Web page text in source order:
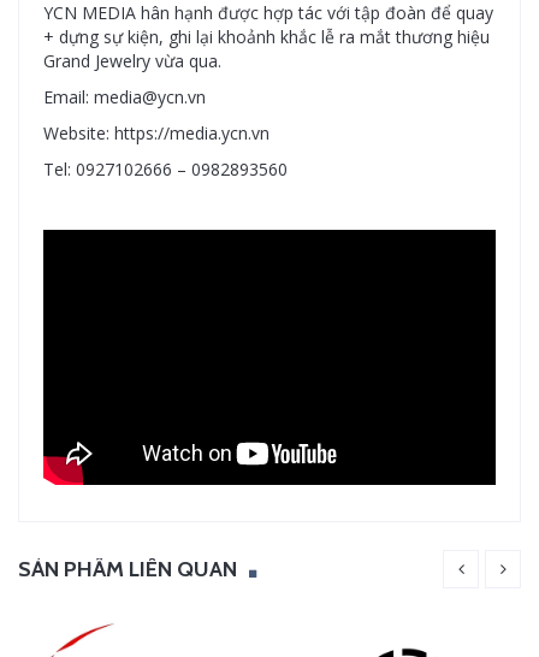
YCN MEDIA hân hạnh được hợp tác với tập đoàn để quay
+ dựng sự kiện, ghi lại khoảnh khắc lễ ra mắt thương hiệu
Grand Jewelry vừa qua.
Email: media@ycn.vn
Website: https://media.ycn.vn
Tel: 0927102666 – 0982893560
SẢN PHẨM LIÊN QUAN